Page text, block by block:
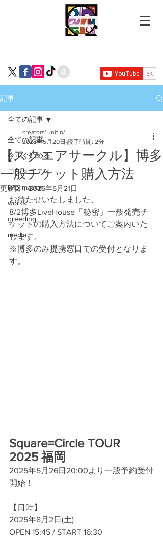
記事
全ての記事
今すぐ始める
コミュニティ
information
works
greeding
media
全ての記事
【スクエアサークル】博多
一般チケット購入方法
creators' unit n/
2025年5月20日 読了時間: 2分
更新日：2025年5月21日
お待たせいたしました、
8/2博多LiveHouse「秘密」一般発売チ
ケットの購入方法についてご案内いた
します。
※博多のみ提携窓口での受付となりま
す。
Square=Circle TOUR
2025 福岡
2025年5月26日20:00より一般予約受付
開始！
【日時】
2025年8月2日(土)
OPEN 15:45 / START 16:30